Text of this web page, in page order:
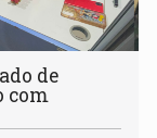
de
com